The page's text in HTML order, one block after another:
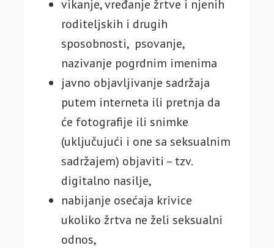
vikanje, vređanje žrtve i njenih
roditeljskih i drugih
sposobnosti, psovanje,
nazivanje pogrdnim imenima
javno objavljivanje sadržaja
putem interneta ili pretnja da
će fotografije ili snimke
(uključujući i one sa seksualnim
sadržajem) objaviti – tzv.
digitalno nasilje,
nabijanje osećaja krivice
ukoliko žrtva ne želi seksualni
odnos,